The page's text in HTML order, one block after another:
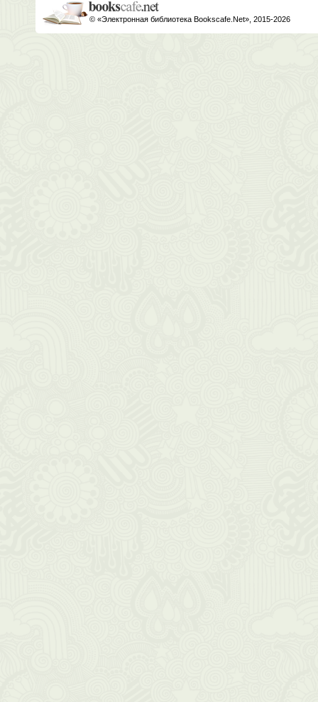
© «Электронная библиотека Bookscafe.Net», 2015-2026